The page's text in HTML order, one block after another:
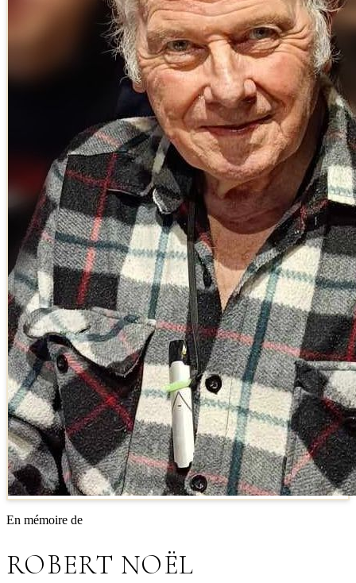
En mémoire de
ROBERT NOËL